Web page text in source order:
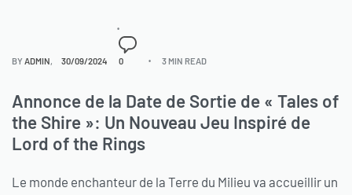
BYADMIN 30/09/2024 0 3 MIN READ
Annonce de la Date de Sortie de « Tales of
the Shire »: Un Nouveau Jeu Inspiré de
Lord of the Rings
Le monde enchanteur de la Terre du Milieu va accueillir un